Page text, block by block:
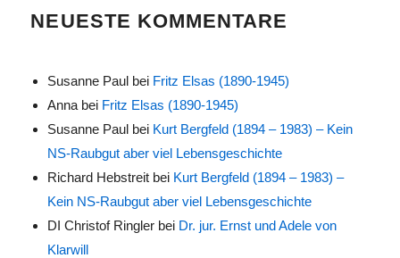
NEUESTE KOMMENTARE
Susanne Paul bei Fritz Elsas (1890-1945)
Anna bei Fritz Elsas (1890-1945)
Susanne Paul bei Kurt Bergfeld (1894 – 1983) – Kein
NS-Raubgut aber viel Lebensgeschichte
Richard Hebstreit bei Kurt Bergfeld (1894 – 1983) –
Kein NS-Raubgut aber viel Lebensgeschichte
DI Christof Ringler bei Dr. jur. Ernst und Adele von
Klarwill